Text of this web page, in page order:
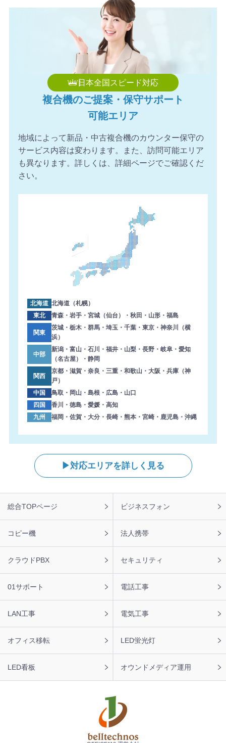
【埼玉県】コピー機 RICOH 導入のお問い合わせを頂きま
した。ありがとうございます。
2026年8月7日 15:59
【長野県】複合機 KONICA MINOLTA 導入のお問い合わせ
を頂きました。ありがとうございます。
2026年8月7日 15:39
【福岡県】複合機 FUJIFILM 導入のお問い合わせを頂きま
した。ありがとうございます。
した。ありがとうございます。
2026年8月7日 14:26
【愛知県】コピー機 FUJIFILM 導入のお問い合わせを頂き
ました。ありがとうございます。
2026年8月7日 14:17
【神奈川県】複合機 SHARP 導入のお問い合わせを頂きま
【愛媛県】複合機 RICOH 導入のお問い合わせを頂きまし
た。ありがとうございます。
2026年8月7日 13:38
【徳島県】複合機 KONICA MINOLTA 導入のお問い合わせ
を頂きました。ありがとうございます。
2026年8月7日 13:27
【岐阜県】コピー機 RICOH 導入のお問い合わせを頂きま
した。ありがとうございます。
2026年8月7日 12:59
【東京都】コピー機 Canon 導入のお問い合わせを頂きま
した。ありがとうございます。
2026年8月7日 12:47
【神奈川県】複合機 RICOH 導入のお問い合わせを頂きま
した。ありがとうございます。
2026年8月7日 11:57
ました。ありがとうございます。
2026年8月7日 11:48
した。ありがとうございます。
2026年8月7日 10:59
した。ありがとうございます。
日本全国スピード対応
複合機のご提案・保守サポート
可能エリア
地域によって新品・中古複合機のカウンター保守の
サービス内容は変わります。また、訪問可能エリア
も異なります。詳しくは、詳細ページでご確認くだ
さい。
北海道 北海道（札幌）
東北
青森・岩手・宮城（仙台）・秋田・山形・福島
関東
茨城・栃木・群馬・埼玉・千葉・東京・神奈川（横
浜）
中部
新潟・富山・石川・福井・山梨・長野・岐阜・愛知
（名古屋）・静岡
関西
京都・滋賀・奈良・三重・和歌山・大阪・兵庫（神
戸）
中国
鳥取・岡山・島根・広島・山口
四国
香川・徳島・愛媛・高知
九州
福岡・佐賀・大分・長崎・熊本・宮崎・鹿児島・沖縄
対応エリアを詳しく見る
ッ
タ
総合TOPページ ビジネスフォン
コピー機 法人携帯
クラウドPBX セキュリティ
01サポート 電話工事
LAN工事 電気工事
オフィス移転 LED蛍光灯
LED看板 オウンドメディア運用